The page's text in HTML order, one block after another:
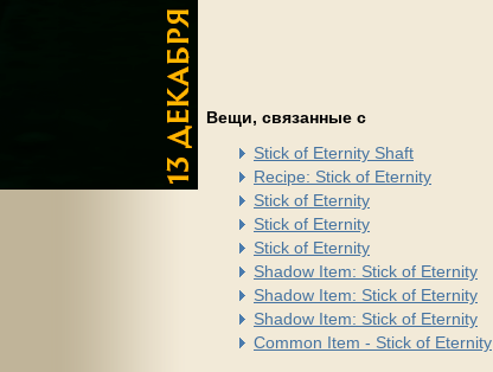
Вещи, связанные с
Stick of Eternity Shaft
Recipe: Stick of Eternity
Stick of Eternity
Stick of Eternity
Stick of Eternity
Shadow Item: Stick of Eternity
Shadow Item: Stick of Eternity
Shadow Item: Stick of Eternity
Common Item - Stick of Eternity